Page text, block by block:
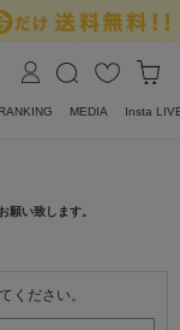
RANKING MEDIA Insta
願い致します。
ください。